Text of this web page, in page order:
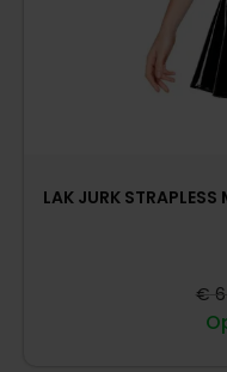
LAK JURK
€